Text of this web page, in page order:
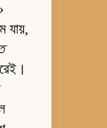
যায়,